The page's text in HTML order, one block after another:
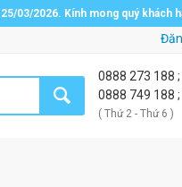
03/2026. Kính mong quý khách
0888 273 188 ;
0888 749 188 ;
( Thứ 2 - Thứ 6 )